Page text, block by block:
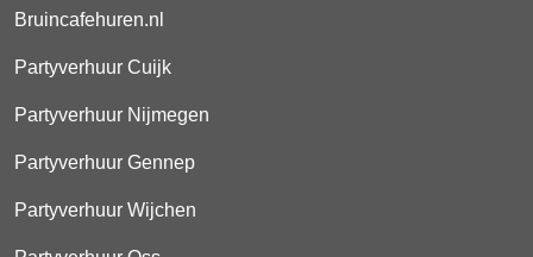
Bruincafehuren.nl
Partyverhuur Cuijk
Partyverhuur Nijmegen
Partyverhuur Gennep
Partyverhuur Wijchen